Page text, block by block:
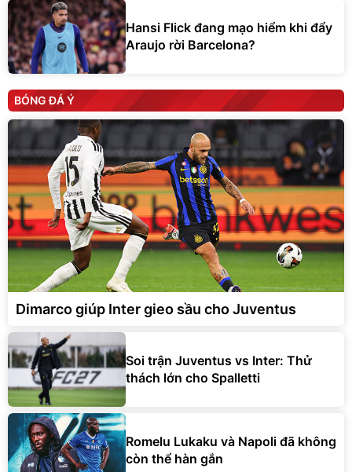
Hansi Flick đang mạo hiểm khi đẩy
Araujo rời Barcelona?
BÓNG ĐÁ Ý
Dimarco giúp Inter gieo sầu cho Juventus
Soi trận Juventus vs Inter: Thử
thách lớn cho Spalletti
Romelu Lukaku và Napoli đã không
còn thể hàn gắn